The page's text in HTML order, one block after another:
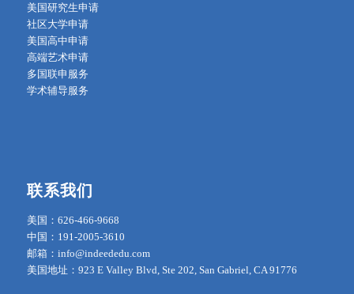
美国研究生申请
社区大学申请
美国高中申请
高端艺术申请
多国联申服务
学术辅导服务
联系我们
美国：626-466-9668
中国：191-2005-3610
邮箱：info@indeededu.com
美国地址：923 E Valley Blvd, Ste 202, San Gabriel, CA 91776